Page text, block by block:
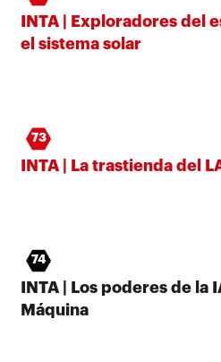
INTA | Exploradores del
el sistema solar
73
INTA | La trastienda del
74
INTA | Los poderes de la
Máquina